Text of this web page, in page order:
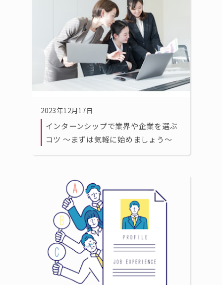
2023年12月17日
インターンシップで業界や企業を選ぶ
コツ 〜まずは気軽に始めましょう〜